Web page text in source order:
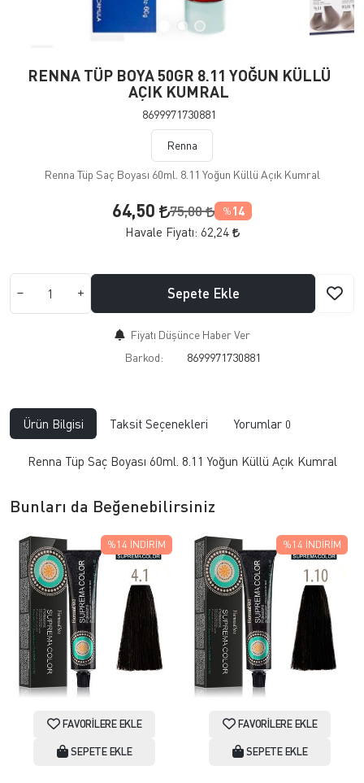
RENNA TÜP BOYA 50GR 8.11 YOĞUN KÜLLÜ
AÇIK KUMRAL
8699971730881
Renna
Renna Tüp Saç Boyası 60ml. 8.11 Yoğun Küllü Açık Kumral
64,50 75,00 % 14
Havale Fiyatı: 62,24
Sepete Ekle
Fiyatı Düşünce Haber Ver
Barkod:
8699971730881
Ürün Bilgisi Taksit Seçenekleri Yorumlar 0
Renna Tüp Saç Boyası 60ml. 8.11 Yoğun Küllü Açık Kumral
Bunları da Beğenebilirsiniz
FAVORILERE EKLE
SEPETE EKLE
%14 İNDIRIM
FAVORILERE EKLE
SEPETE EKLE
%14 İNDIRIM